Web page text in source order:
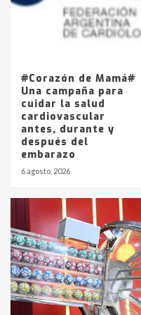
Los
La
entre 857
#Corazón de Mamá#
Una campaña para
cuidar la salud
cardiovascular
antes, durante y
después del
embarazo
6 agosto, 2026